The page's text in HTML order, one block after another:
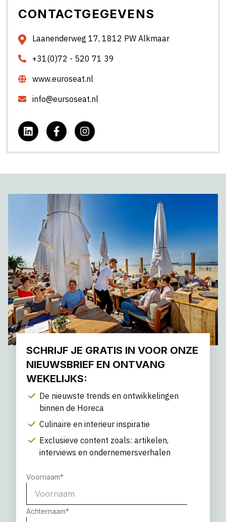
CONTACTGEGEVENS
Laanenderweg 17, 1812 PW Alkmaar
+31(0)72 - 520 71 39
www.euroseat.nl
info@eursoseat.nl
SCHRIJF JE GRATIS IN VOOR ONZE
NIEUWSBRIEF EN ONTVANG
WEKELIJKS:
De nieuwste trends en ontwikkelingen
binnen de Horeca
Culinaire en interieur inspiratie
Exclusieve content zoals: artikelen,
interviews en ondernemersverhalen
Voornaam*
Achternaam*